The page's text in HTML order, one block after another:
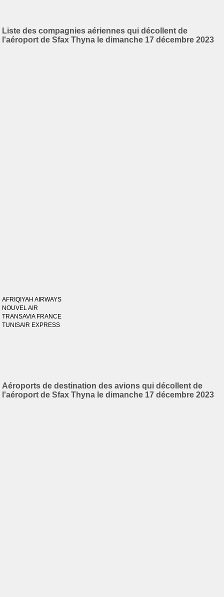
Liste des compagnies aériennes qui décollent de
l'aéroport de Sfax Thyna le dimanche 17 décembre 2023
AFRIQIYAH AIRWAYS
NOUVEL AIR
TRANSAVIA FRANCE
TUNISAIR EXPRESS
Aéroports de destination des avions qui décollent de
l'aéroport de Sfax Thyna le dimanche 17 décembre 2023